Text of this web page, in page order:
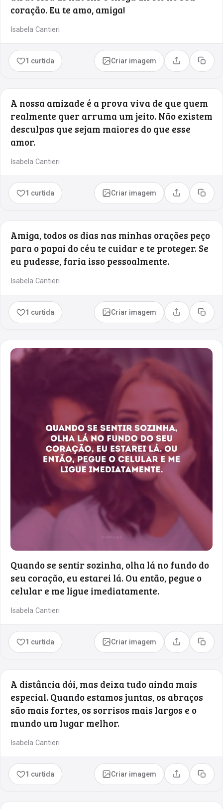
coração. Eu te amo, amiga!
Isabela Cantieri
1 curtida Criar imagem Compartilhar
Copiar
A nossa amizade é a prova viva de que quem
realmente quer arruma um jeito. Não existem
desculpas que sejam maiores do que esse
amor.
Isabela Cantieri
1 curtida Criar imagem Compartilhar
Copiar
Amiga, todos os dias nas minhas orações peço
para o papai do céu te cuidar e te proteger. Se
eu pudesse, faria isso pessoalmente.
Isabela Cantieri
1 curtida Criar imagem Compartilhar
Copiar
Quando se sentir sozinha, olha lá no fundo do
seu coração, eu estarei lá. Ou então, pegue o
celular e me ligue imediatamente.
Isabela Cantieri
1 curtida Criar imagem Compartilhar
Copiar
A distância dói, mas deixa tudo ainda mais
especial. Quando estamos juntas, os abraços
são mais fortes, os sorrisos mais largos e o
mundo um lugar melhor.
Isabela Cantieri
1 curtida Criar imagem Compartilhar
Copiar